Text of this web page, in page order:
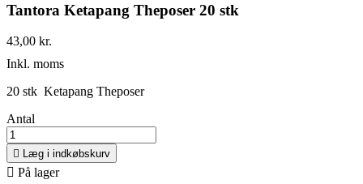
Tantora Ketapang Theposer 20 stk
43,00 kr.
Inkl. moms
20 stk Ketapang Theposer
Antal
 Læg i indkøbskurv
 På lager